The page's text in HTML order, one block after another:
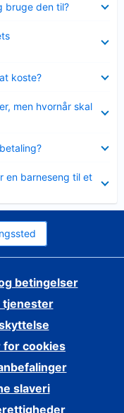
bruge den til?
koste?
men hvornår skal
en barneseng til et
betingelser
tjenester
cookies
slaveri